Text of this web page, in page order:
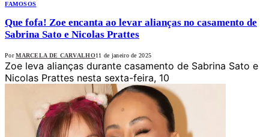
FAMOSOS
Que fofa! Zoe encanta ao levar alianças no casamento de
Sabrina Sato e Nicolas Prattes
Por MARCELA DE CARVALHO11 de janeiro de 2025
Zoe leva alianças durante casamento de Sabrina Sato e
Nicolas Prattes nesta sexta-feira, 10